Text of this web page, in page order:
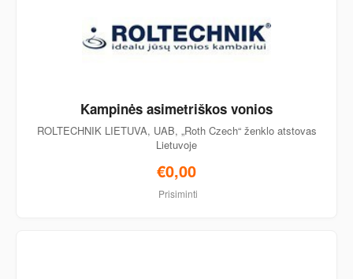
Kampinės asimetriškos vonios
ROLTECHNIK LIETUVA, UAB, „Roth Czech“ ženklo atstovas
Lietuvoje
€0,00
Prisiminti